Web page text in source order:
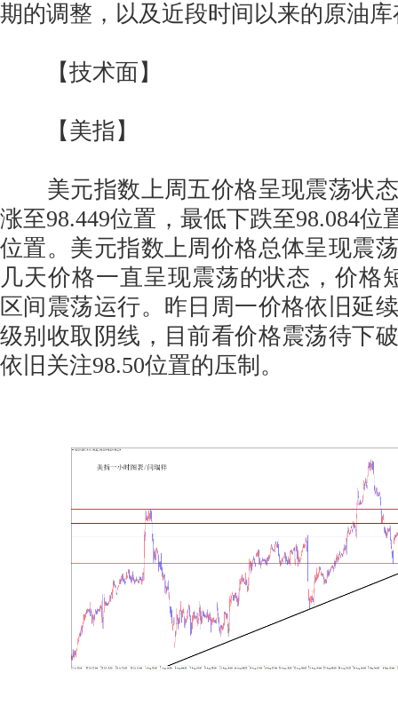
期的调整，以及近段时间以来的原油
【技术面】
【美指】
美元指数上周五价格呈现震荡状态
涨至98.449位置，最低下跌至98.084位
位置。美元指数上周价格总体呈现震
几天价格一直呈现震荡的状态，价格
区间震荡运行。昨日周一价格依旧延
级别收取阴线，目前看价格震荡待下
依旧关注98.50位置的压制。